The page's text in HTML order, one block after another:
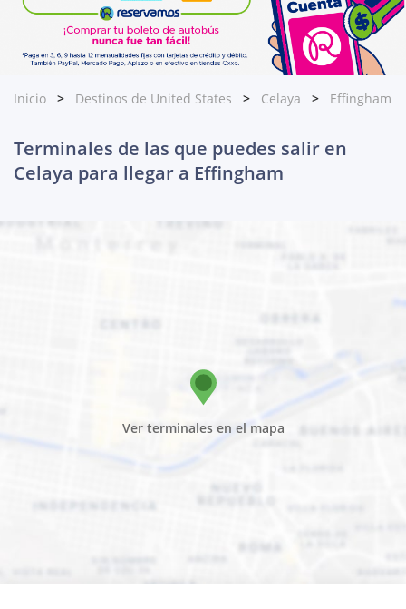
Inicio Destinos de United States Celaya Effingham
Terminales de las que puedes salir en
Celaya para llegar a Effingham
Ver terminales en el mapa